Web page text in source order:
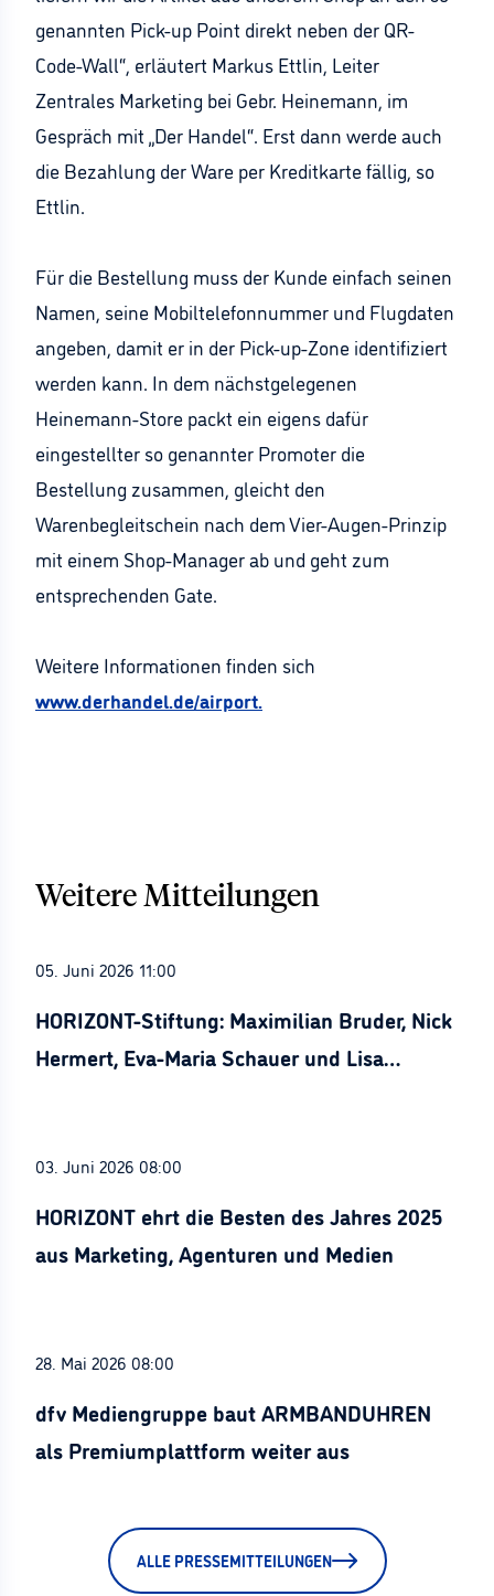
genannten Pick-up Point direkt neben der QR-
Code-Wall“, erläutert Markus Ettlin, Leiter
Zentrales Marketing bei Gebr. Heinemann, im
Gespräch mit „Der Handel“. Erst dann werde auch
die Bezahlung der Ware per Kreditkarte fällig, so
Ettlin.
Für die Bestellung muss der Kunde einfach seinen
Namen, seine Mobiltelefonnummer und Flugdaten
angeben, damit er in der Pick-up-Zone identifiziert
werden kann. In dem nächstgelegenen
Heinemann-Store packt ein eigens dafür
eingestellter so genannter Promoter die
Bestellung zusammen, gleicht den
Warenbegleitschein nach dem Vier-Augen-Prinzip
mit einem Shop-Manager ab und geht zum
entsprechenden Gate.
Weitere Informationen finden sich
www.derhandel.de/airport.
Weitere Mitteilungen
05. Juni 2026 11:00
HORIZONT-Stiftung: Maximilian Bruder, Nick
Hermert, Eva-Maria Schauer und Lisa
03. Juni 2026 08:00
HORIZONT ehrt die Besten des Jahres 2025
aus Marketing, Agenturen und Medien
28. Mai 2026 08:00
dfv Mediengruppe baut ARMBANDUHREN
als Premiumplattform weiter aus
ALLE PRESSEMITTEILUNGEN